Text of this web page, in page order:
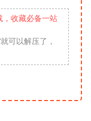
收藏必备一站
可以解压了，